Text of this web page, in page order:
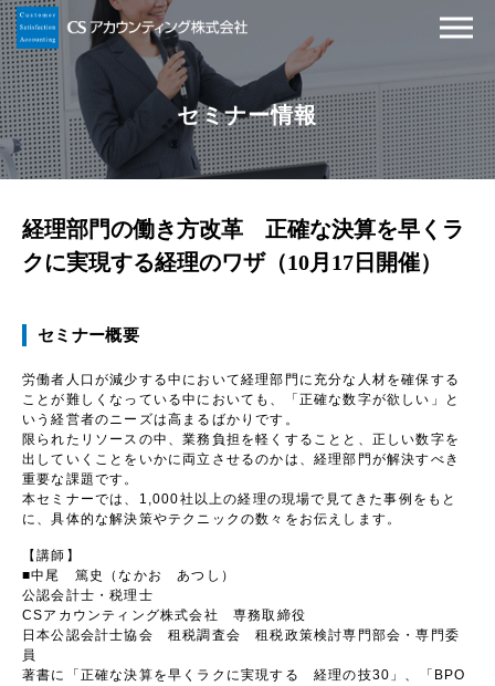
セミナー情報
経理部門の働き方改革 正確な決算を早くラ
クに実現する経理のワザ（10月17日開催）
セミナー概要
労働者人口が減少する中において経理部門に充分な人材を確保する
ことが難しくなっている中においても、「正確な数字が欲しい」と
いう経営者のニーズは高まるばかりです。
限られたリソースの中、業務負担を軽くすることと、正しい数字を
出していくことをいかに両立させるのかは、経理部門が解決すべき
重要な課題です。
本セミナーでは、1,000社以上の経理の現場で見てきた事例をもと
に、具体的な解決策やテクニックの数々をお伝えします。
【講師】
■中尾 篤史（なかお あつし）
公認会計士・税理士
CSアカウンティング株式会社 専務取締役
日本公認会計士協会 租税調査会 租税政策検討専門部会・専門委
員
著書に「正確な決算を早くラクに実現する 経理の技30」、「BPO